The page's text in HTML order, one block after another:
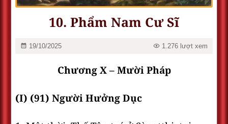
10. Phẩm Nam Cư Sĩ
19/10/2025 1.276 lượt xem
Chương X – Mười Pháp
(I) (91) Người Hưởng Dục